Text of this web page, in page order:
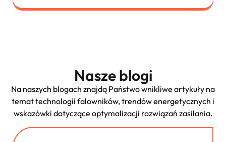
Nasze blogi
Na naszych blogach znajdą Państwo wnikliwe artykuły na
temat technologii falowników, trendów energetycznych i
wskazówki dotyczące optymalizacji rozwiązań zasilania.